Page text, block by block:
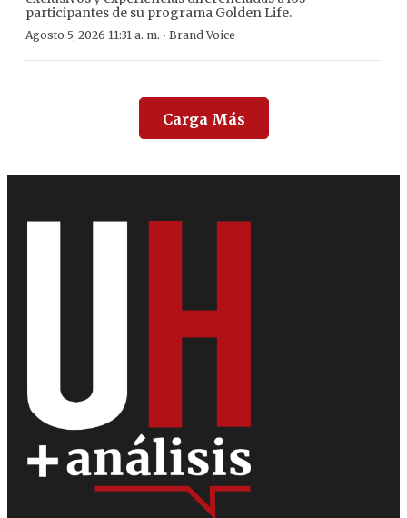
participantes de su programa Golden Life.
Agosto 5, 2026 11:31 a. m. · Brand Voice
Carga Más